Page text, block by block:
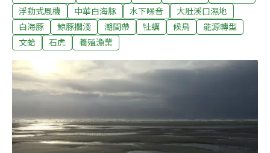
容量共3GW，每家業者最多獲配500MW，因此最少將有
六家開發商入選。第一期預計2026、2027年完工併網。風
場重疊 競爭激烈 能源局訂遊戲規則離岸風電第二階段是經
濟部預先選出潛力場址，第三階段則是業者先行選址，避
開公告敏感區域，即可向經濟部申請場址備查。取得場址
備查僅是第一步，接著還有層層選商程序，這時也面臨風
場重疊或部分重疊的狀況。根據經濟部規則，經過競價、
分重疊，未重疊的部分仍可以獲配。但不論如何切割，加
總起來不能超過單一廠商500MW的開發上限。
浮動式風機
中華白海豚 水下噪音
大肚溪口濕地
白海豚
鯨豚擱淺 潮間帶 牡蠣 候鳥
能源轉型
文蛤
石虎 養殖漁業